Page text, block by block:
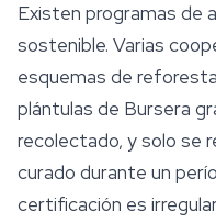
Existen programas de
sostenible. Varias
esquemas de
plántulas de Bursera
recolectado, y solo se
curado durante un
certificación es